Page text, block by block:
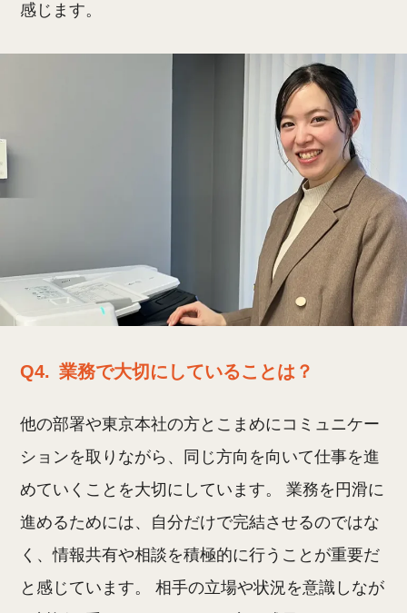
感じます。
Q4. 業務で大切にしていることは？
他の部署や東京本社の方とこまめにコミュニケー
ションを取りながら、同じ方向を向いて仕事を進
めていくことを大切にしています。 業務を円滑に
進めるためには、自分だけで完結させるのではな
く、情報共有や相談を積極的に行うことが重要だ
と感じています。 相手の立場や状況を意識しなが